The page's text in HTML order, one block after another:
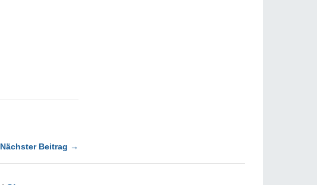
Nächster Beitrag →